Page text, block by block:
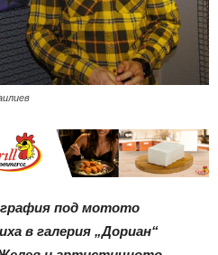
под мотото
в галерия „Дориан“